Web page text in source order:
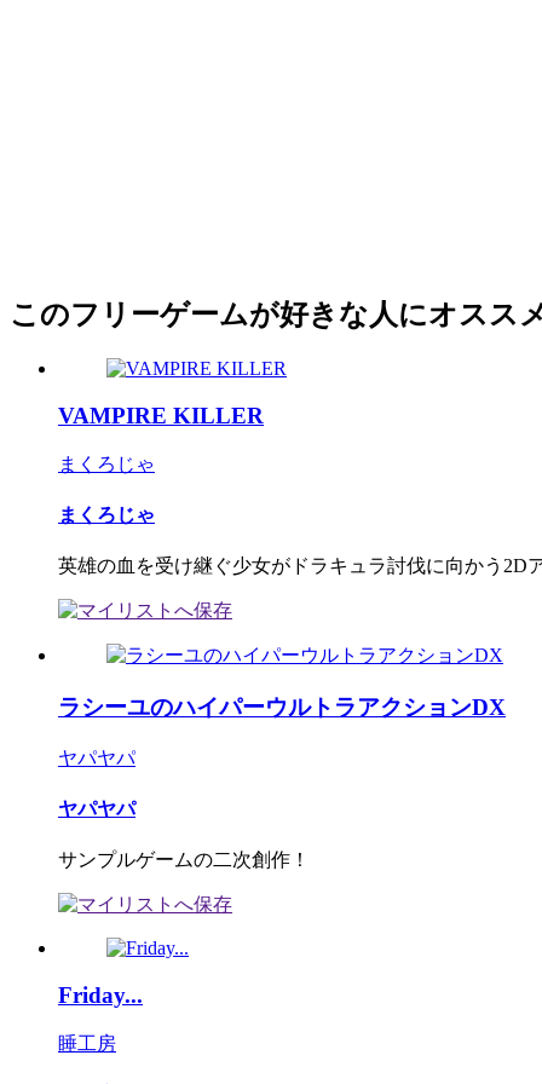
このフリーゲームが好きな人にオスス
VAMPIRE KILLER
まくろじゃ
まくろじゃ
英雄の血を受け継ぐ少女がドラキュラ討伐に向かう2D
ラシーユのハイパーウルトラアクションDX
ヤパヤパ
ヤパヤパ
サンプルゲームの二次創作！
Friday...
睡工房